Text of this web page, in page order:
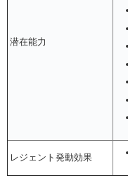
潜在能力
レジェント発動効果